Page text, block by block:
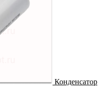
Конденсатор